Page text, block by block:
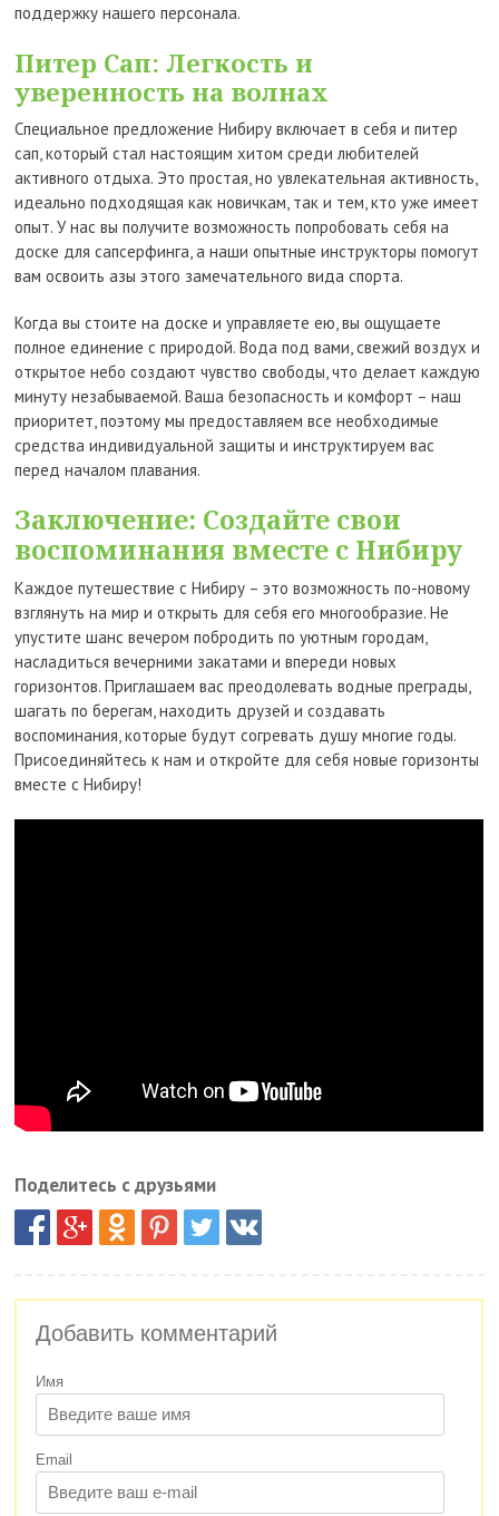
поддержку нашего персонала.
Питер Сап: Легкость и
уверенность на волнах
Специальное предложение Нибиру включает в себя и питер
сап, который стал настоящим хитом среди любителей
активного отдыха. Это простая, но увлекательная активность,
идеально подходящая как новичкам, так и тем, кто уже имеет
опыт. У нас вы получите возможность попробовать себя на
доске для сапсерфинга, а наши опытные инструкторы помогут
вам освоить азы этого замечательного вида спорта.
Когда вы стоите на доске и управляете ею, вы ощущаете
полное единение с природой. Вода под вами, свежий воздух и
открытое небо создают чувство свободы, что делает каждую
минуту незабываемой. Ваша безопасность и комфорт – наш
приоритет, поэтому мы предоставляем все необходимые
средства индивидуальной защиты и инструктируем вас
перед началом плавания.
Заключение: Создайте свои
воспоминания вместе с Нибиру
Каждое путешествие с Нибиру – это возможность по-новому
взглянуть на мир и открыть для себя его многообразие. Не
упустите шанс вечером побродить по уютным городам,
насладиться вечерними закатами и впереди новых
горизонтов. Приглашаем вас преодолевать водные преграды,
шагать по берегам, находить друзей и создавать
воспоминания, которые будут согревать душу многие годы.
Присоединяйтесь к нам и откройте для себя новые горизонты
вместе с Нибиру!
Поделитесь с друзьями
Добавить комментарий
Имя
Email